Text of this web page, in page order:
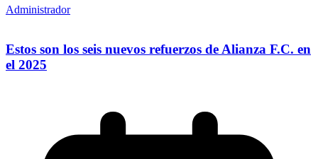
Administrador
Estos son los seis nuevos refuerzos de Alianza F.C. en
el 2025